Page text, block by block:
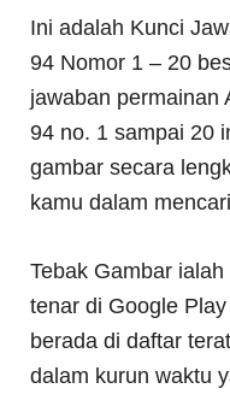
Ini adalah Kunci
94 Nomor 1 – 20
jawaban permainan
94 no. 1 sampai 20
gambar secara
kamu dalam
Tebak Gambar
tenar di Google
berada di daftar
dalam kurun waktu